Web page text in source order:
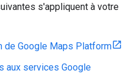
s'appliquent à votre
de Google Maps Platform
aux services Google